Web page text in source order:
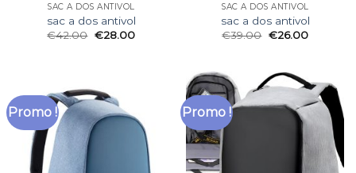
SAC A DOS ANTIVOL
sac a dos antivol
€42.00 €28.00
SAC A DOS ANTIVOL
sac a dos antivol
€39.00 €26.00
Promo ! Promo !